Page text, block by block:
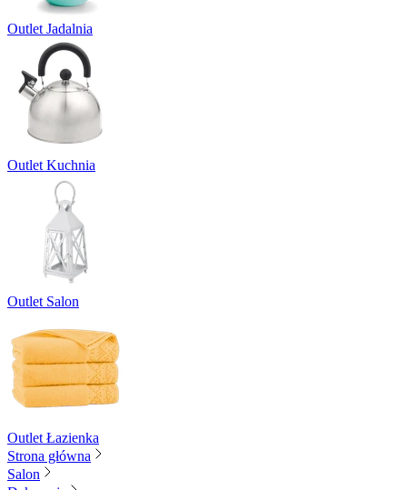
Outlet Jadalnia
Outlet Kuchnia
Outlet Salon
Outlet Łazienka
Strona główna
Salon